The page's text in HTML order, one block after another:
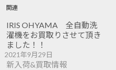
関連
IRIS OHYAMA 全自動洗
濯機をお買取りさせて頂き
ました！！
2021年9月29日
新入荷&買取情報